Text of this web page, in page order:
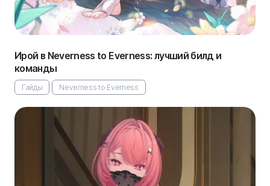
Ирой в Neverness to Everness: лучший билд и
команды
Гайды Neverness to Everness